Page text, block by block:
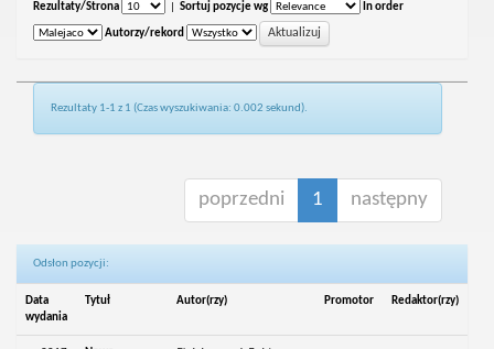
Rezultaty/Strona Sortuj pozycje wg In order
Autorzy/rekord
Rezultaty 1-1 z 1 (Czas wyszukiwania: 0.002 sekund).
poprzedni 1 następny
Odsłon pozycji:
Data
wydania
Tytuł Autor(rzy) Promotor Redaktor(rzy)